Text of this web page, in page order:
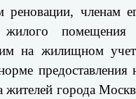
реновации, членам
жилого помещения
на жилищном
предоставления
жителей города